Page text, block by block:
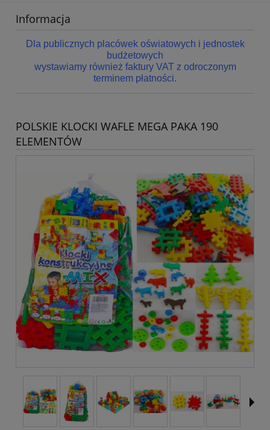
Informacja
Dla publicznych placówek oświatowych i jednostek
budżetowych
wystawiamy również faktury VAT z odroczonym
terminem płatności.
POLSKIE KLOCKI WAFLE MEGA PAKA 190
ELEMENTÓW